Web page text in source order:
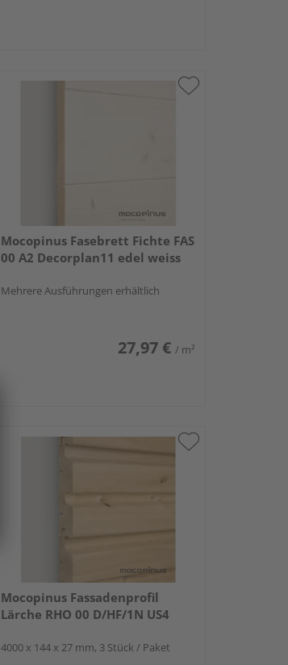
Mocopinus Fasebrett Fichte FAS
00 A2 Decorplan11 edel weiss
Mehrere Ausführungen erhältlich
27,97 € / m²
Mocopinus Fassadenprofil
Lärche RHO 00 D/HF/1N US4
4000 x 144 x 27 mm, 3 Stück / Paket